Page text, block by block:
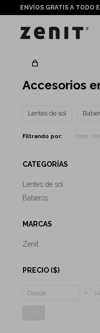
ENVÍOS GRATIS A TODO
Accesorios
Lentes de sol
Filtrando por: Color:
CATEGORÍAS
Lentes de sol
Baberos
MARCAS
Zenit
PRECIO ($)